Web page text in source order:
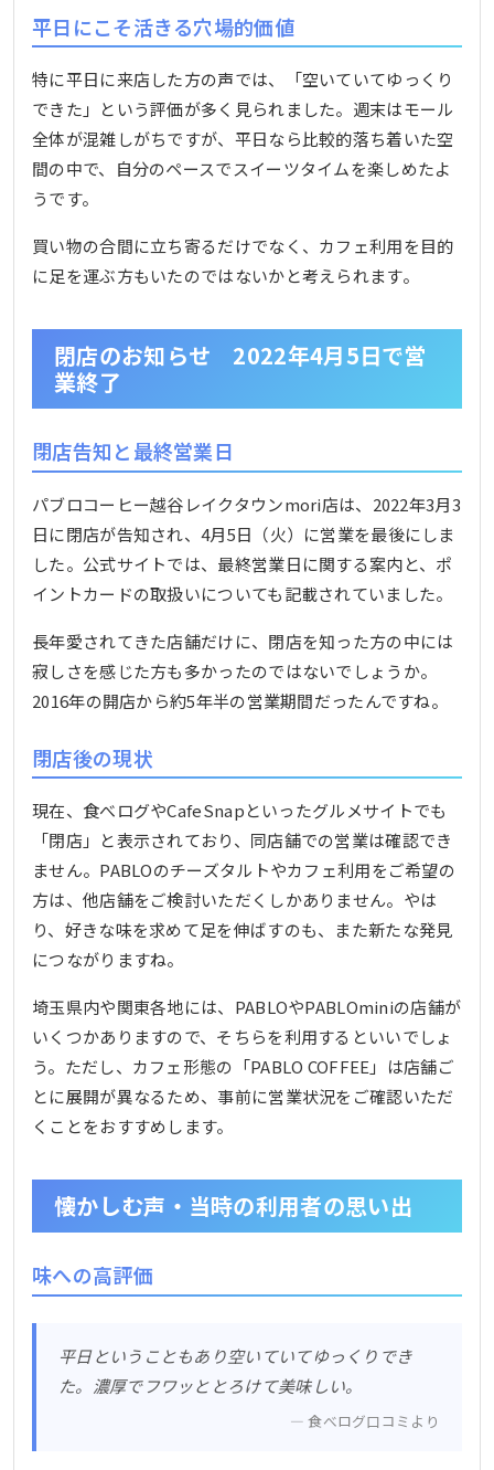
平日にこそ活きる穴場的価値
特に平日に来店した方の声では、「空いていてゆっくり
できた」という評価が多く見られました。週末はモール
全体が混雑しがちですが、平日なら比較的落ち着いた空
間の中で、自分のペースでスイーツタイムを楽しめたよ
うです。
買い物の合間に立ち寄るだけでなく、カフェ利用を目的
に足を運ぶ方もいたのではないかと考えられます。
閉店のお知らせ 2022年4月5日で営
業終了
閉店告知と最終営業日
パブロコーヒー越谷レイクタウンmori店は、2022年3月3
日に閉店が告知され、4月5日（火）に営業を最後にしま
した。公式サイトでは、最終営業日に関する案内と、ポ
イントカードの取扱いについても記載されていました。
長年愛されてきた店舗だけに、閉店を知った方の中には
寂しさを感じた方も多かったのではないでしょうか。
2016年の開店から約5年半の営業期間だったんですね。
閉店後の現状
現在、食べログやCafeSnapといったグルメサイトでも
「閉店」と表示されており、同店舗での営業は確認でき
ません。PABLOのチーズタルトやカフェ利用をご希望の
方は、他店舗をご検討いただくしかありません。やは
り、好きな味を求めて足を伸ばすのも、また新たな発見
につながりますね。
埼玉県内や関東各地には、PABLOやPABLOminiの店舗が
いくつかありますので、そちらを利用するといいでしょ
う。ただし、カフェ形態の「PABLO COFFEE」は店舗ご
とに展開が異なるため、事前に営業状況をご確認いただ
くことをおすすめします。
懐かしむ声・当時の利用者の思い出
味への高評価
平日ということもあり空いていてゆっくりでき
た。濃厚でフワッととろけて美味しい。
食べログ口コミより